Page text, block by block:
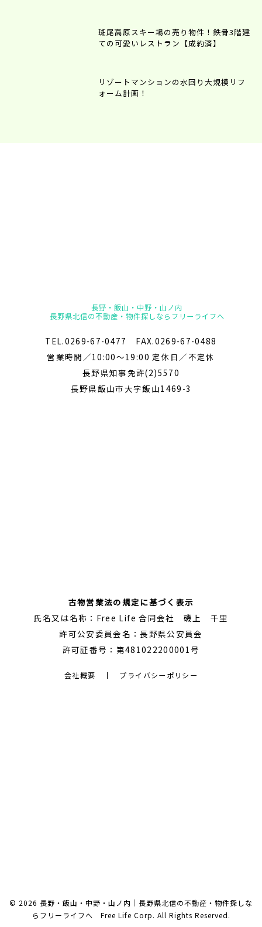
斑尾高原スキー場の売り物件！鉄骨3階建
ての可愛いレストラン【成約済】
リゾートマンションの水回り大規模リフ
ォーム計画！
長野・飯山・中野・山ノ内
長野県北信の不動産・物件探しならフリーライフへ
TEL.0269-67-0477 FAX.0269-67-0488
営業時間／10:00～19:00 定休日／不定休
長野県知事免許(2)5570
長野県飯山市大字飯山1469-3
古物営業法の規定に基づく表示
氏名又は名称：Free Life 合同会社 磯上 千里
許可公安委員会名：長野県公安員会
許可証番号：第481022200001号
会社概要 プライバシーポリシー
© 2026 長野・飯山・中野・山ノ内｜長野県北信の不動産・物件探しな
らフリーライフへ Free Life Corp. All Rights Reserved.